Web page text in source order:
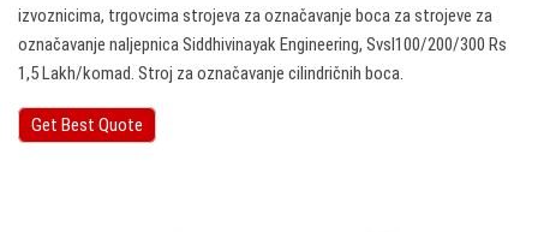
izvoznicima, trgovcima strojeva za označavanje boca za strojeve za
označavanje naljepnica Siddhivinayak Engineering, Svsl100/200/300 Rs
1,5 Lakh/komad. Stroj za označavanje cilindričnih boca.
Get Best Quote